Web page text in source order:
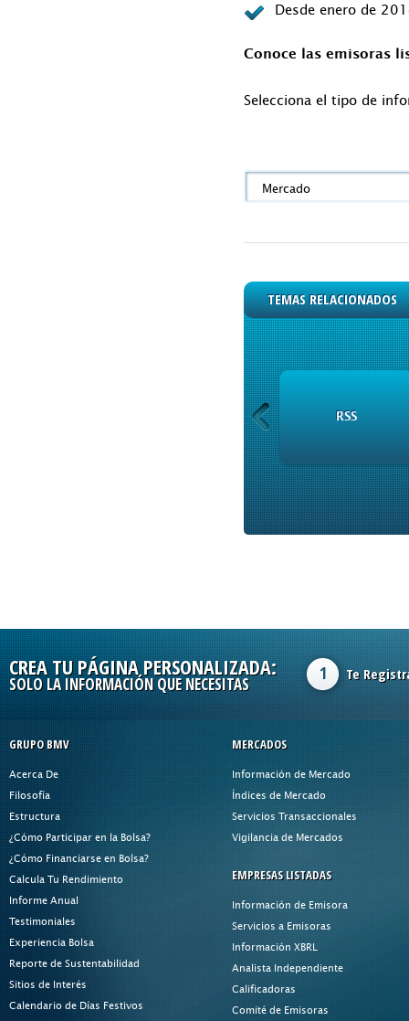
Desde enero de
Conoce las emisoras
Selecciona el tipo de
Mercado
TEMAS RELACIONADOS
INSTRUMENTOS RSS
CREA TU PÁGINA PERSONALIZADA:
SOLO LA INFORMACIÓN QUE NECESITAS
1 Te
GRUPO BMV
Acerca De
Filosofía
Estructura
¿Cómo Participar en la Bolsa?
¿Cómo Financiarse en Bolsa?
Calcula Tu Rendimiento
Informe Anual
Testimoniales
Experiencia Bolsa
Reporte de Sustentabilidad
Sitios de Interés
Calendario de Días Festivos
MERCADOS
Información de Mercado
Índices de Mercado
Servicios Transaccionales
Vigilancia de Mercados
EMPRESAS LISTADAS
Información de Emisora
Servicios a Emisoras
Información XBRL
Analista Independiente
Calificadoras
Comité de Emisoras